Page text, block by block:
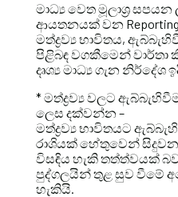
මාධ්‍ය වෙත මූලාශ්‍ර
ආයතනයක් වන Reporting
මත්ද්‍රව්‍ය භාවිතය,
පිළිබඳ වගකීමෙන් වාර්තා
දෘශ්‍ය මාධ්‍ය ගැන නිර්දේශ
* මත්ද්‍රව්‍ය වලට
ලෙස දක්වන්න –
මත්ද්‍රව්‍ය භාවිතයට
රාශියක් හේතුවෙන්
විසඳිය හැකි තත්ත්වයක්
පුද්ගලයින් තුළ සුව වීමේ
හැකියි.